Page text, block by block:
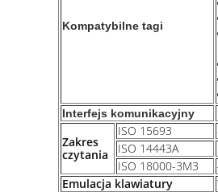
Kompatybilne tagi
Interfejs komunikacyjny
Zakres
czytania
ISO 15693
ISO 14443A
ISO 18000-3M3
Emulacja klawiatury